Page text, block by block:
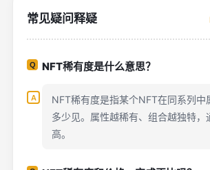
常见疑问释疑
NFT稀有度是什么意思？
NFT稀有度是指某个NFT在同系列中
多少见。属性越稀有、组合越独特，
高。